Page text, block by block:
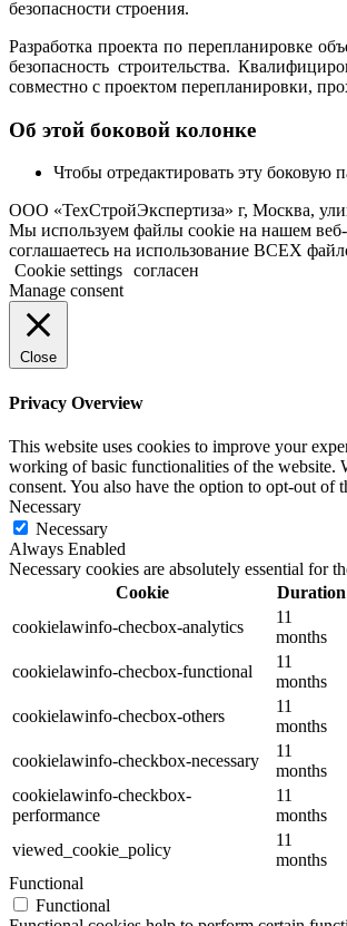
безопасности строения.
Разработка проекта по перепланировке
безопасность строительства.
совместно с проектом перепланировки,
Об этой боковой колонке
Чтобы отредактировать эту боковую
ООО «ТехСтройЭкспертиза» г, Москва,
Мы используем файлы cookie на нашем
соглашаетесь на использование ВСЕХ
Cookie settings согласен
Manage consent
Close
Privacy Overview
This website uses cookies to improve your
working of basic functionalities of the website.
consent. You also have the option to opt-out of
Necessary
Necessary
Always Enabled
Necessary cookies are absolutely essential for
Cookie
Duration
cookielawinfo-checbox-analytics
11
months
cookielawinfo-checbox-functional
11
months
cookielawinfo-checbox-others
11
months
cookielawinfo-checkbox-necessary
11
months
cookielawinfo-checkbox-
performance
11
months
viewed_cookie_policy
11
months
Functional
Functional